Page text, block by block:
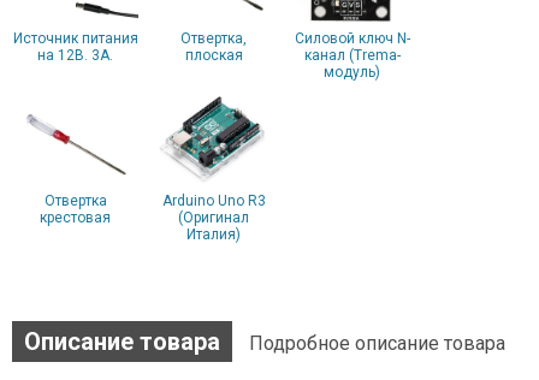
Источник питания
на 12В. 3А.
Отвертка,
плоская
Силовой ключ N-
канал (Trema-
модуль)
Отвертка
крестовая
Arduino Uno R3
(Оригинал
Италия)
Описание товара Подробное описание товара